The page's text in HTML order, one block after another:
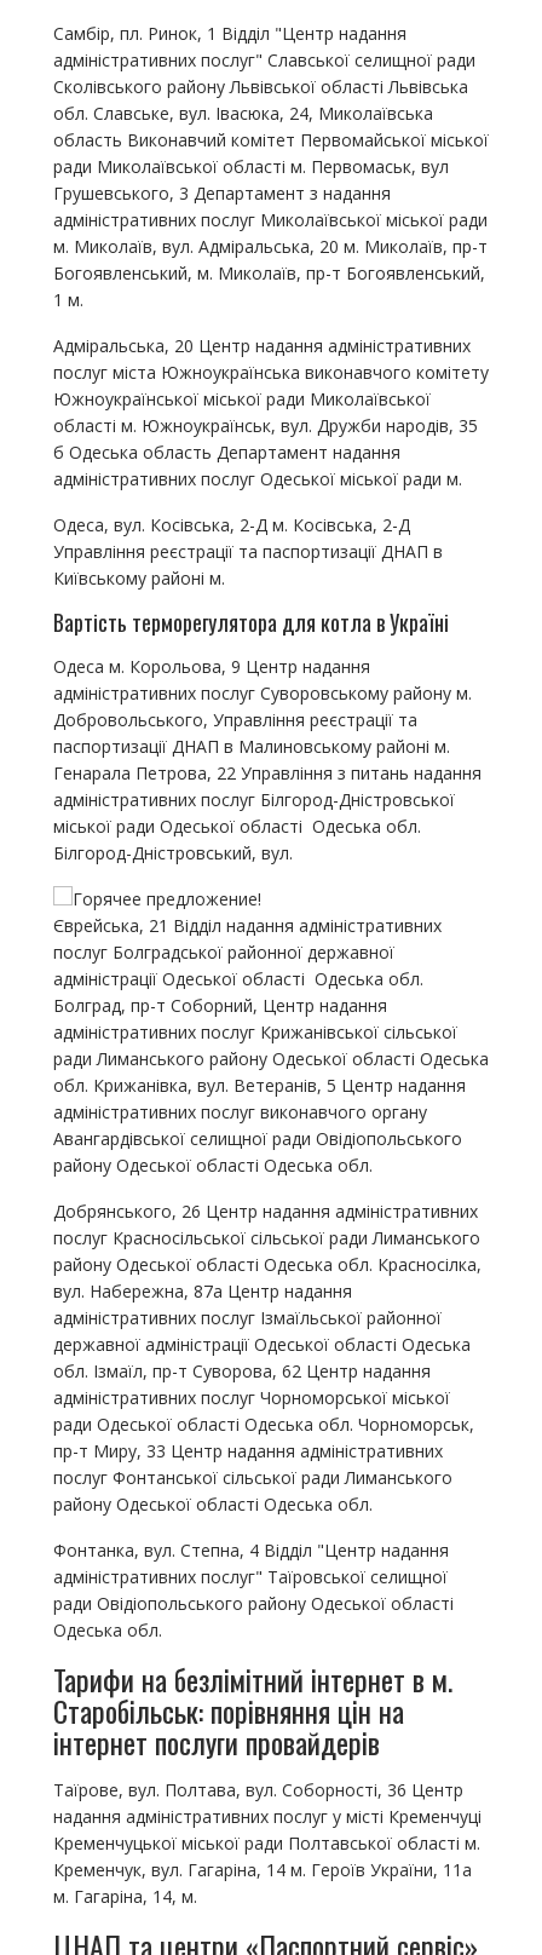
Самбір, пл. Ринок, 1 Відділ "Центр надання
адміністративних послуг" Славської селищної ради
Сколівського району Львівської області Львівська
обл. Славське, вул. Івасюка, 24, Миколаївська
область Виконавчий комітет Первомайської міської
ради Миколаївської області м. Первомаськ, вул
Грушевського, 3 Департамент з надання
адміністративних послуг Миколаївської міської ради
м. Миколаїв, вул. Адміральська, 20 м. Миколаїв, пр-т
Богоявленський, м. Миколаїв, пр-т Богоявленський,
1 м.
Адміральська, 20 Центр надання адміністративних
послуг міста Южноукраїнська виконавчого комітету
Южноукраїнської міської ради Миколаївської
області м. Южноукраїнськ, вул. Дружби народів, 35
б Одеська область Департамент надання
адміністративних послуг Одеської міської ради м.
Одеса, вул. Косівська, 2-Д м. Косівська, 2-Д
Управління реєстрації та паспортизації ДНАП в
Київському районі м.
Вартість терморегулятора для котла в Україні
Одеса м. Корольова, 9 Центр надання
адміністративних послуг Суворовському району м.
Добровольського, Управління реєстрації та
паспортизації ДНАП в Малиновському районі м.
Генарала Петрова, 22 Управління з питань надання
адміністративних послуг Білгород-Дністровської
міської ради Одеської області Одеська обл.
Білгород-Дністровський, вул.
Єврейська, 21 Відділ надання адміністративних
послуг Болградської районної державної
адміністрації Одеської області Одеська обл.
Болград, пр-т Соборний, Центр надання
адміністративних послуг Крижанівської сільської
ради Лиманського району Одеської області Одеська
обл. Крижанівка, вул. Ветеранів, 5 Центр надання
адміністративних послуг виконавчого органу
Авангардівської селищної ради Овідіопольського
району Одеської області Одеська обл.
Добрянського, 26 Центр надання адміністративних
послуг Красносільської сільської ради Лиманського
району Одеської області Одеська обл. Красносілка,
вул. Набережна, 87а Центр надання
адміністративних послуг Ізмаїльської районної
державної адміністрації Одеської області Одеська
обл. Ізмаїл, пр-т Суворова, 62 Центр надання
адміністративних послуг Чорноморської міської
ради Одеської області Одеська обл. Чорноморськ,
пр-т Миру, 33 Центр надання адміністративних
послуг Фонтанської сільської ради Лиманського
району Одеської області Одеська обл.
Фонтанка, вул. Степна, 4 Відділ "Центр надання
адміністративних послуг" Таїровської селищної
ради Овідіопольського району Одеської області
Одеська обл.
Тарифи на безлімітний інтернет в м.
Старобільськ: порівняння цін на
інтернет послуги провайдерів
Таїрове, вул. Полтава, вул. Соборності, 36 Центр
надання адміністративних послуг у місті Кременчуці
Кременчуцької міської ради Полтавської області м.
Кременчук, вул. Гагаріна, 14 м. Героїв України, 11а
м. Гагаріна, 14, м.
ЦНАП та центри «Паспортний сервіс»,